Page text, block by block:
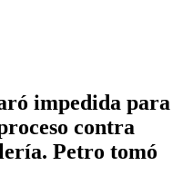
impedida para
contra
Petro tomó